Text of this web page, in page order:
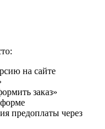
на сайте
заказ»
предоплаты через